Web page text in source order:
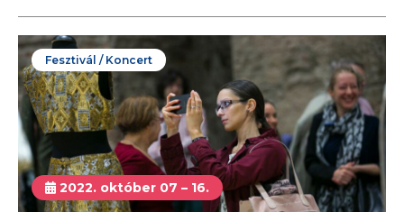
Fesztivál / Koncert
2022. október 07 – 16.